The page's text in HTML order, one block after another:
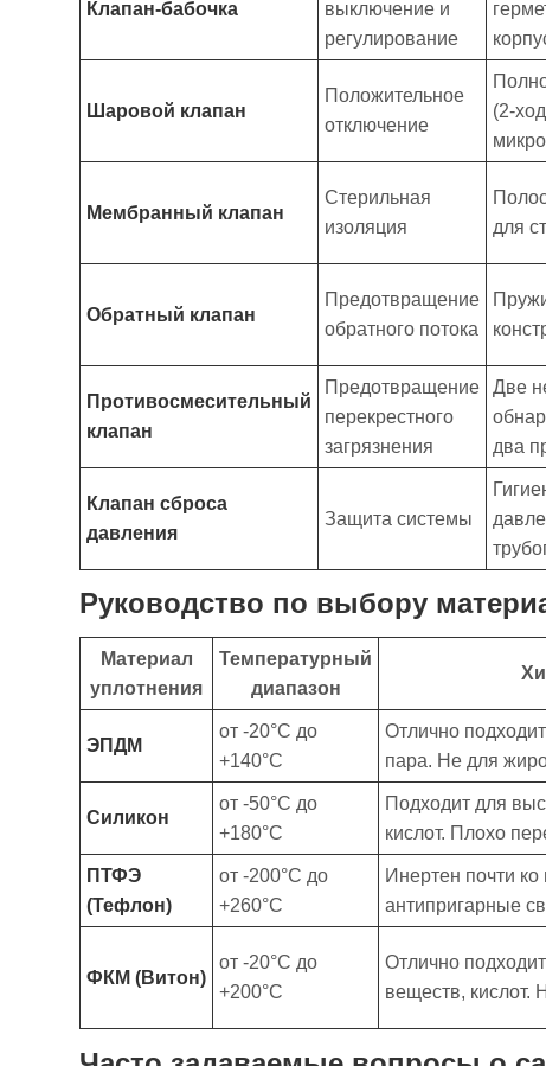
Клапан-бабочка
выключение и
регулирование
Шаровой клапан
Положительное
отключение
(2-
Мембранный клапан
Стерильная
изоляция
для
Обратный клапан
Предотвращение
обратного потока
Противосмесительный
клапан
Предотвращение
перекрестного
загрязнения
Две
два
Клапан сброса
давления
Защита системы
Руководство по выбору
Материал
уплотнения
Температурный
диапазон
ЭПДМ
от -20°С до
+140°С
Отлично
пара. Не для
Силикон
от -50°С до
+180°С
Подходит для
кислот. Плохо
ПТФЭ
(Тефлон)
от -200°С до
+260°С
Инертен почти
антипригарные
ФКМ (Витон)
от -20°С до
+200°С
Отлично
веществ, кислот.